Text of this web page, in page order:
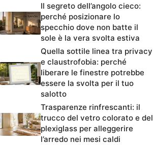
Il segreto dell’angolo cieco:
perché posizionare lo
specchio dove non batte il
sole è la vera svolta estiva
Quella sottile linea tra privacy
e claustrofobia: perché
liberare le finestre potrebbe
essere la svolta per il tuo
salotto
Trasparenze rinfrescanti: il
trucco del vetro colorato e del
plexiglass per alleggerire
l’arredo nei mesi caldi